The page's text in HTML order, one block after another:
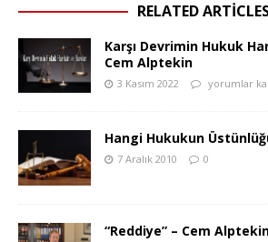
RELATED
Karşı Devrimin Hukuk
Cem Alptekin
3 Kasım 2022 yorumlar
Hangi Hukukun
7 Aralık 2010 0
“Reddiye” – Cem